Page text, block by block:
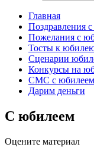
Главная
Поздравления
Пожелания с
Тосты к
Сценарии
Конкурсы на
СМС с юбилеем
Дарим деньги
С юбилеем
Оцените материал